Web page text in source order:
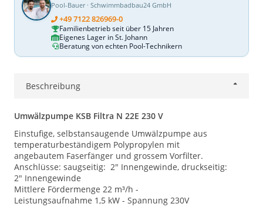
Pool-Bauer · Schwimmbadbau24 GmbH
+49 7122 826969-0
Familienbetrieb seit über 15 Jahren
Eigenes Lager in St. Johann
Beratung von echten Pool-Technikern
Beschreibung
Umwälzpumpe KSB Filtra N 22E 230 V
Einstufige, selbstansaugende Umwälzpumpe aus
temperaturbeständigem Polypropylen mit
angebautem Faserfänger und grossem Vorfilter.
Anschlüsse: saugseitig: 2" Innengewinde, druckseitig:
2" Innengewinde
Mittlere Fördermenge 22 m³/h -
Leistungsaufnahme 1,5 kW - Spannung 230V